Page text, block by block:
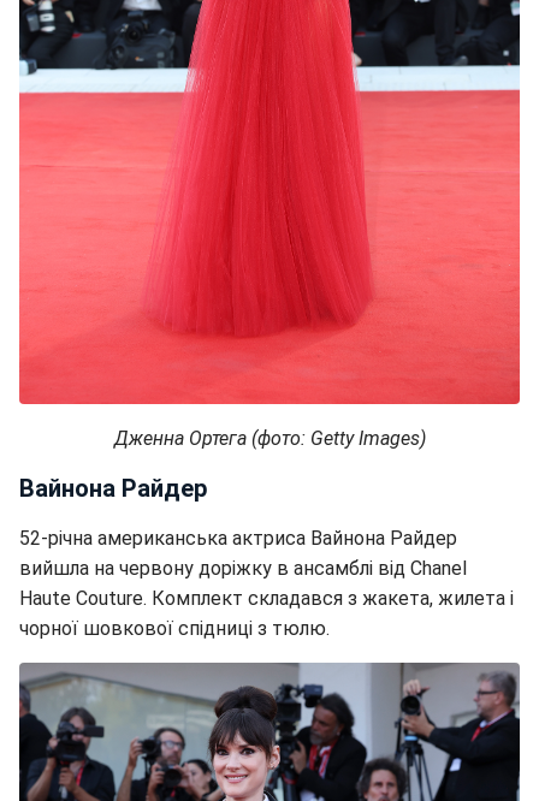
Дженна Ортега (фото: Getty Images)
Вайнона Райдер
52-річна американська актриса Вайнона Райдер
вийшла на червону доріжку в ансамблі від Chanel
Haute Couture. Комплект складався з жакета, жилета і
чорної шовкової спідниці з тюлю.